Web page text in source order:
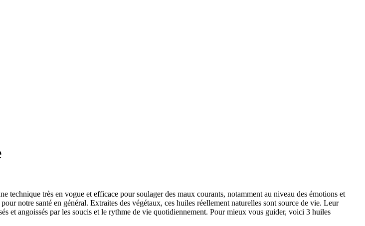
technique très en vogue et efficace pour soulager des maux courants, notamment au niveau des émotions et
notre santé en général. Extraites des végétaux, ces huiles réellement naturelles sont source de vie. Leur
et angoissés par les soucis et le rythme de vie quotidiennement. Pour mieux vous guider, voici 3 huiles